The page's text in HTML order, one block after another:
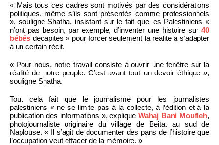
« Mais tous ces cadres sont motivés par des considérations
politiques, même s’ils sont présentés comme professionnels
», souligne Shatha, insistant sur le fait que les Palestiniens «
n’ont pas besoin, par exemple, d’inventer une histoire sur 40
bébés décapités » pour forcer seulement la réalité à s’adapter
à un certain récit.
« Pour nous, notre travail consiste à ouvrir une fenêtre sur la
réalité de notre peuple. C’est avant tout un devoir éthique »,
souligne Shatha.
Tout cela fait que le journalisme pour les journalistes
palestiniens « ne se limite pas à la collecte, à l’édition et à la
publication des informations », expliqueWahaj Bani Moufleh,
photojournaliste originaire du village de Beita, au sud de
Naplouse. « Il s’agit de documenter des pans de l’histoire que
l’occupation veut effacer de la mémoire. »